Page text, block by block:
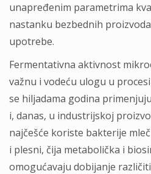
unapređenim parametrima
nastanku bezbednih
upotrebe.
Fermentativna aktivnost
važnu i vodeću ulogu u
se hiljadama godina
i, danas, u industrijskoj
najčešće koriste bakterije
i plesni, čija metabolička i
omogućavaju dobijanje